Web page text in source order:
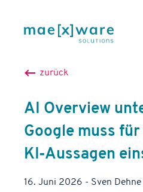
zurück
AI Overview
Google muss
KI‑Aussagen
16. Juni 2026 - Sven Dehne